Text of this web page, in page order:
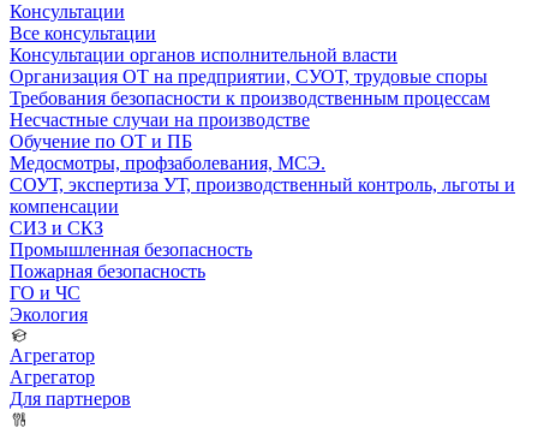
Консультации
Все консультации
Консультации органов исполнительной власти
Организация ОТ на предприятии, СУОТ, трудовые споры
Требования безопасности к производственным процессам
Несчастные случаи на производстве
Обучение по ОТ и ПБ
Медосмотры, профзаболевания, МСЭ.
СОУТ, экспертиза УТ, производственный контроль, льготы и
компенсации
СИЗ и СКЗ
Промышленная безопасность
Пожарная безопасность
ГО и ЧС
Экология
Агрегатор
Агрегатор
Для партнеров